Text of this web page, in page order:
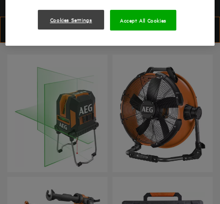
TRIER
Niveau laser croix vert
avec point d'aplomb
CLG330-K
Déclinaisons Produits
VENTILATEUR HYBRIDE
BRUSHLESS 18V
BDF 18
Déclinaisons Produits: x1
Cookies Settings Accept All Cookies